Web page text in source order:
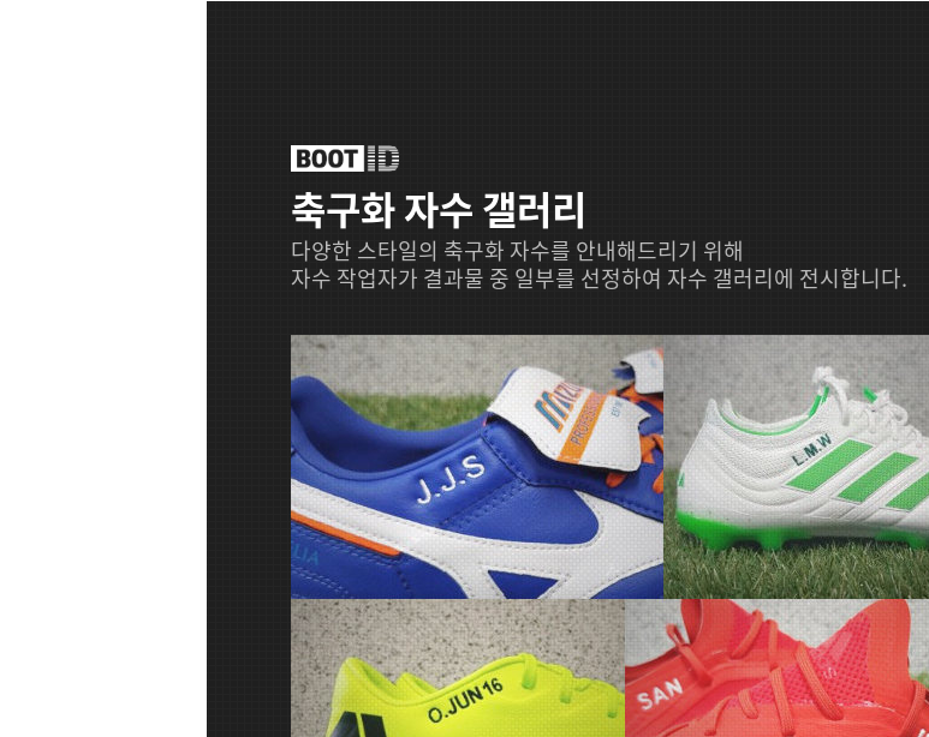
축구화 자수 갤러리
다양한 스타일의 축구화 자수를 안내해드리기 위해
자수 작업자가 결과물 중 일부를 선정하여 자수 갤러리에 전시합니다.